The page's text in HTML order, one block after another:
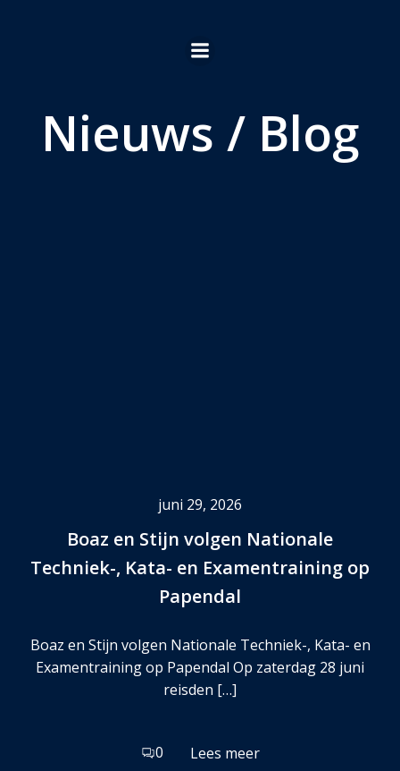
de
Nieuws / Blog
juni 29, 2026
Boaz en Stijn volgen Nationale
Techniek-, Kata- en Examentraining op
Papendal
Boaz en Stijn volgen Nationale Techniek-, Kata- en
Examentraining op Papendal Op zaterdag 28 juni
reisden […]
0 Lees meer